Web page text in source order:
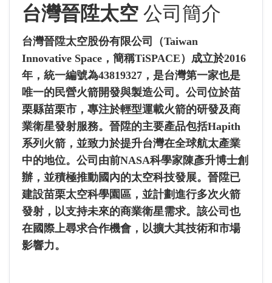
台灣晉陞太空 公司簡介
台灣晉陞太空股份有限公司（Taiwan
Innovative Space，簡稱TiSPACE）成立於2016
年，統一編號為43819327，是台灣第一家也是
唯一的民營火箭開發與製造公司。公司位於苗
栗縣苗栗市，專注於輕型運載火箭的研發及商
業衛星發射服務。晉陞的主要產品包括Hapith
系列火箭，並致力於提升台灣在全球航太產業
中的地位。公司由前NASA科學家陳彥升博士創
辦，並積極推動國內的太空科技發展。晉陞已
建設苗栗太空科學園區，並計劃進行多次火箭
發射，以支持未來的商業衛星需求。該公司也
在國際上尋求合作機會，以擴大其技術和市場
影響力。